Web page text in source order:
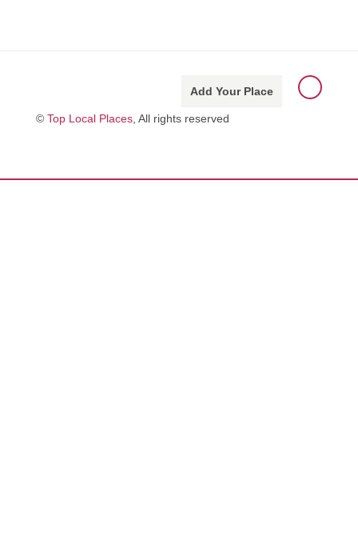
Add Your Place
© Top Local Places , All rights reserved